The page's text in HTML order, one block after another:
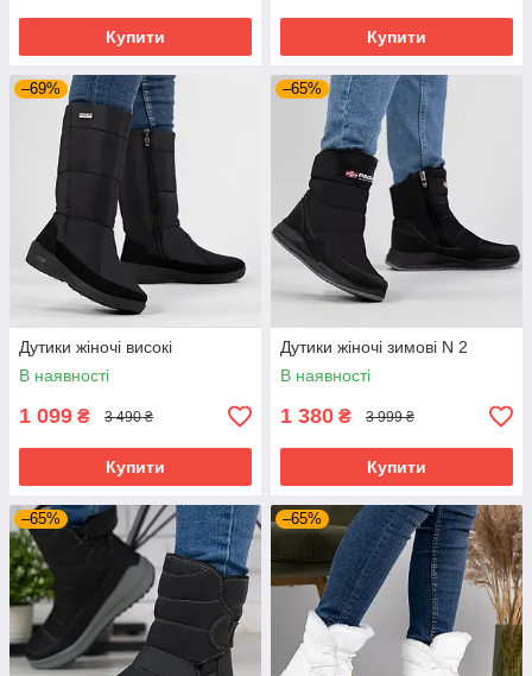
Купити Купити
–69%
Дутики жіночі високі
В наявності
1 099 ₴ 3 490 ₴
Купити
–65%
Дутики жіночі зимові N 2
В наявності
1 380 ₴ 3 999 ₴
Купити
–65% –65%